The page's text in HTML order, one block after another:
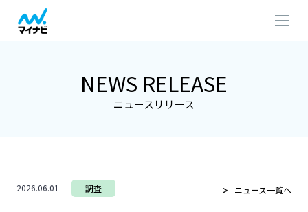
NEWS RELEASE
ニュースリリース
2026.06.01 調査 ニュース一覧へ